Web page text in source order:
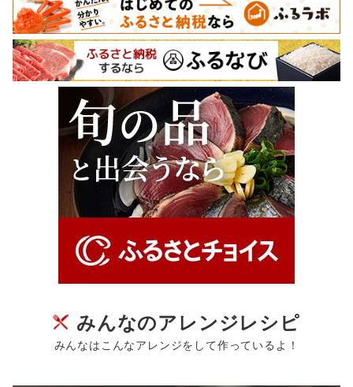
みんなのアレンジレシピ
みんなはこんなアレンジをして作っているよ！